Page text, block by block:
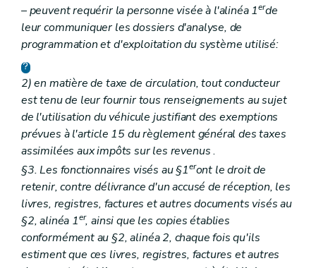
– peuvent requérir la personne visée à l'alinéa 1erde
leur communiquer les dossiers d'analyse, de
programmation et d'exploitation du système utilisé:
2) en matière de taxe de circulation, tout conducteur
est tenu de leur fournir tous renseignements au sujet
de l'utilisation du véhicule justifiant des exemptions
prévues à l'article 15 du règlement général des taxes
assimilées aux impôts sur les revenus.
§3. Les fonctionnaires visés au §1eront le droit de
retenir, contre délivrance d'un accusé de réception, les
livres, registres, factures et autres documents visés au
§2, alinéa 1er, ainsi que les copies établies
conformément au §2, alinéa 2, chaque fois qu'ils
estiment que ces livres, registres, factures et autres